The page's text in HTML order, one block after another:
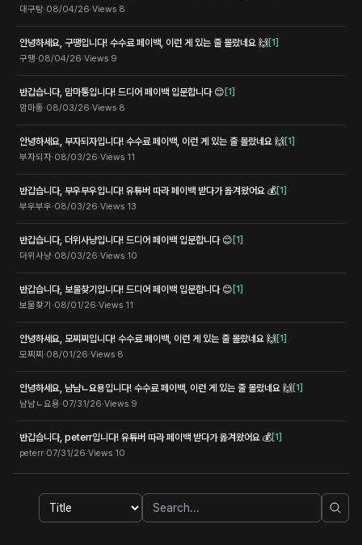
대구탕·08/04/26·Views 8
안녕하세요, 구땡입니다! 수수료 페이백, 이런 게 있는 줄 몰랐네요 🙌 [1]
구땡·08/04/26·Views 9
반갑습니다, 맘마통입니다! 드디어 페이백 입문합니다 😊 [1]
맘마통·08/03/26·Views 8
안녕하세요, 부자되자입니다! 수수료 페이백, 이런 게 있는 줄 몰랐네요 🙌 [1]
부자되자·08/03/26·Views 11
반갑습니다, 부우부우입니다! 유튜버 따라 페이백 받다가 옮겨왔어요 💰[1]
부우부우·08/03/26·Views 13
반갑습니다, 더위사냥입니다! 드디어 페이백 입문합니다 😊 [1]
더위사냥·08/03/26·Views 10
반갑습니다, 보물찾기입니다! 드디어 페이백 입문합니다 😊 [1]
보물찾기 ·08/01/26·Views 11
안녕하세요, 모찌찌입니다! 수수료 페이백, 이런 게 있는 줄 몰랐네요 🙌 [1]
모찌찌·08/01/26·Views 8
안녕하세요, 냠냠ㄴ요용입니다! 수수료 페이백, 이런 게 있는 줄 몰랐네요 🙌 [1]
냠냠ㄴ요용·07/31/26·Views 9
반갑습니다, peterr입니다! 유튜버 따라 페이백 받다가 옮겨왔어요 💰[1]
peterr·07/31/26·Views 10